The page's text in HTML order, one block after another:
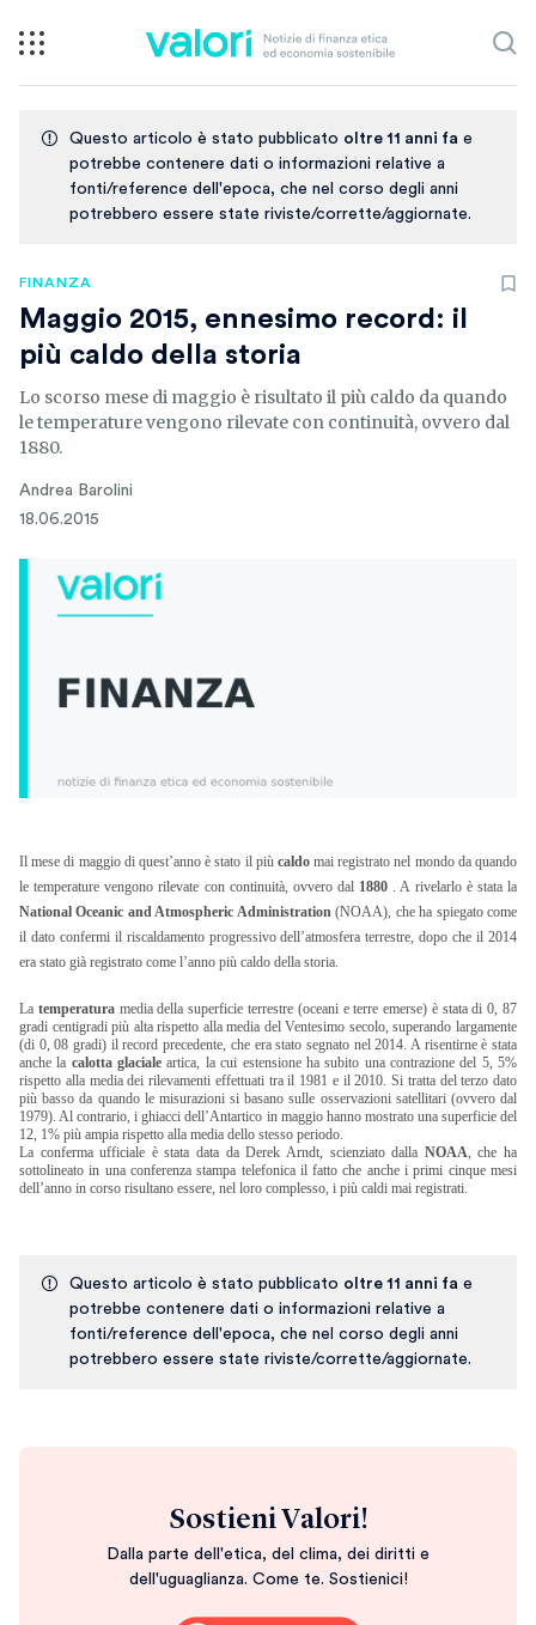
Questo articolo è stato pubblicato oltre 11 anni fa e
potrebbe contenere dati o informazioni relative a
fonti/reference dell'epoca, che nel corso degli anni
potrebbero essere state riviste/corrette/aggiornate.
FINANZA
Maggio 2015, ennesimo record: il
più caldo della storia
Lo scorso mese di maggio è risultato il più caldo da quando
le temperature vengono rilevate con continuità, ovvero dal
1880.
Andrea Barolini
18.06.2015
Il mese di maggio di quest’anno è stato il più caldo mai registrato nel mondo da quando
le temperature vengono rilevate con continuità, ovvero dal 1880 . A rivelarlo è stata la
National Oceanic and Atmospheric Administration (NOAA), che ha spiegato come
il dato confermi il riscaldamento progressivo dell’atmosfera terrestre, dopo che il 2014
era stato già registrato come l’anno più caldo della storia.
La temperaturamedia della superficie terrestre (oceani e terre emerse) è stata di 0, 87
gradi centigradi più alta rispetto alla media del Ventesimo secolo, superando largamente
(di 0, 08 gradi) il record precedente, che era stato segnato nel 2014. A risentirne è stata
anche la calotta glaciale artica, la cui estensione ha subito una contrazione del 5, 5%
rispetto alla media dei rilevamenti effettuati tra il 1981 e il 2010. Si tratta del terzo dato
più basso da quando le misurazioni si basano sulle osservazioni satellitari (ovvero dal
1979). Al contrario, i ghiacci dell’Antartico in maggio hanno mostrato una superficie del
12, 1% più ampia rispetto alla media dello stesso periodo.
La conferma ufficiale è stata data da Derek Arndt, scienziato dalla NOAA, che ha
sottolineato in una conferenza stampa telefonica il fatto che anche i primi cinque mesi
dell’anno in corso risultano essere, nel loro complesso, i più caldi mai registrati.
Questo articolo è stato pubblicato oltre 11 anni fa e
potrebbe contenere dati o informazioni relative a
fonti/reference dell'epoca, che nel corso degli anni
potrebbero essere state riviste/corrette/aggiornate.
Sostieni Valori!
Dalla parte dell'etica, del clima, dei diritti e
dell'uguaglianza. Come te. Sostienici!